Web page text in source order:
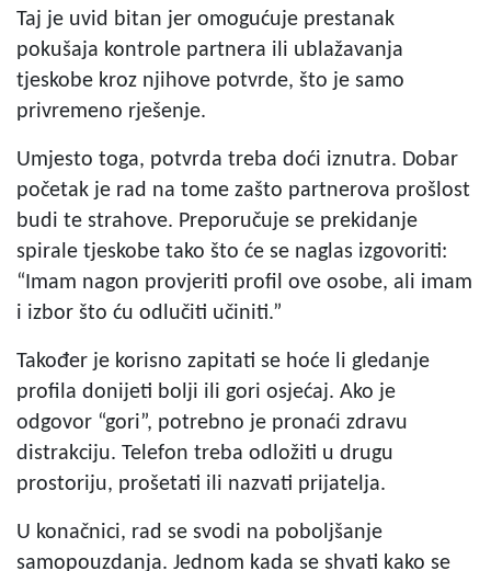
Taj je uvid bitan jer omogućuje prestanak
pokušaja kontrole partnera ili ublažavanja
tjeskobe kroz njihove potvrde, što je samo
privremeno rješenje.
Umjesto toga, potvrda treba doći iznutra. Dobar
početak je rad na tome zašto partnerova prošlost
budi te strahove. Preporučuje se prekidanje
spirale tjeskobe tako što će se naglas izgovoriti:
“Imam nagon provjeriti profil ove osobe, ali imam
i izbor što ću odlučiti učiniti.”
Također je korisno zapitati se hoće li gledanje
profila donijeti bolji ili gori osjećaj. Ako je
odgovor “gori”, potrebno je pronaći zdravu
distrakciju. Telefon treba odložiti u drugu
prostoriju, prošetati ili nazvati prijatelja.
U konačnici, rad se svodi na poboljšanje
samopouzdanja. Jednom kada se shvati kako se